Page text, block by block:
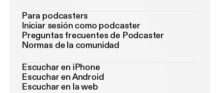
Para podcasters
Iniciar sesión como podcaster
Preguntas frecuentes de Podcaster
Normas de la comunidad
Escuchar en iPhone
Escuchar en Android
Escuchar en la web